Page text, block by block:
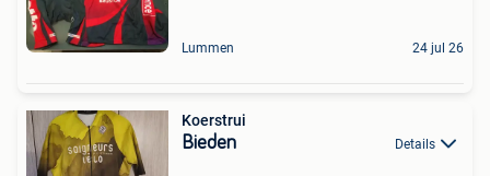
Lummen 24 jul 26
Koerstrui
Bieden Details